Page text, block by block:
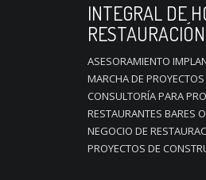
INTEGRAL DE
ASESORAMIENTO
MARCHA DE
CONSULTORÍA PARA
RESTAURANTES BARES
NEGOCIO DE
PROYECTOS DE